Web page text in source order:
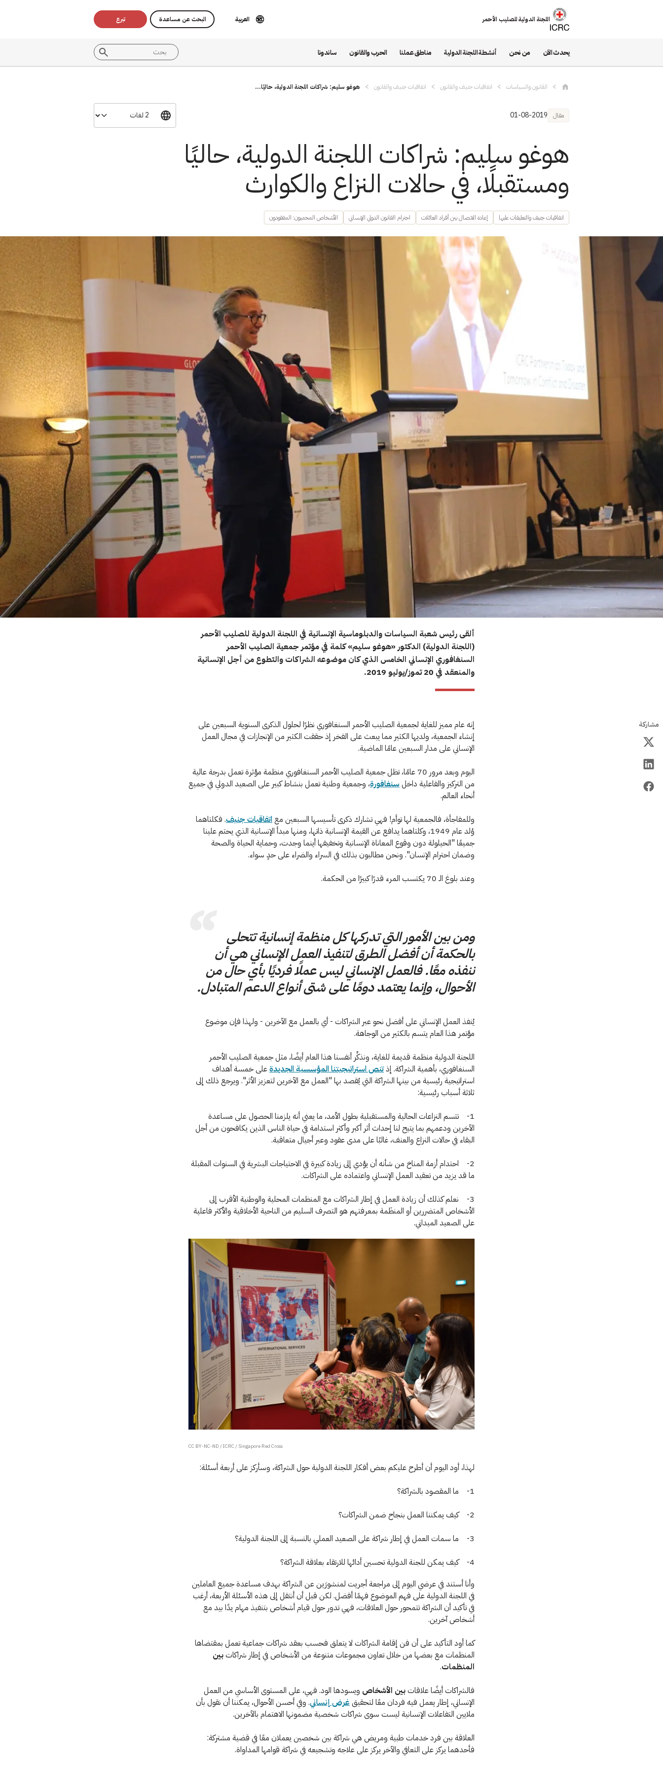
اللجنة الدولية للصليب الأحمر العربية البحث عن مساعدة تبرع
يحدث الآن من نحن أنشطة اللجنة الدولية مناطق عملنا الحرب والقانون ساندونا
القانون والسياسات اتفاقيات جنيف والقانون اتفاقيات جنيف والقانون هوغو سليم: شراكات اللجنة الدولية، حاليًا...
مقال 01-08-2019
هوغو سليم: شراكات اللجنة الدولية، حاليًا
ومستقبلًا، في حالات النزاع والكوارث
اتفاقيات جنيف والتعليقات عليها إعادة الاتصال بين أفراد العائلات احترام القانون الدولي الإنساني الأشخاص المحميون: المفقودون
ألقى رئيس شعبة السياسات والدبلوماسية الإنسانية في اللجنة الدولية للصليب الأحمر
(اللجنة الدولية) الدكتور «هوغو سليم» كلمة في مؤتمر جمعية الصليب الأحمر
السنغافوري الإنساني الخامس الذي كان موضوعه الشراكات والتطوع من أجل الإنسانية
والمنعقد في 20 تموز/يوليو 2019.
مشاركة
إنه عام مميز للغاية لجمعية الصليب الأحمر السنغافوري نظرًا لحلول الذكرى السنوية السبعين على
إنشاء الجمعية، ولديها الكثير مما يبعث على الفخر إذ حققت الكثير من الإنجازات في مجال العمل
الإنساني على مدار السبعين عامًا الماضية.
اليوم وبعد مرور 70 عامًا، تظل جمعية الصليب الأحمر السنغافوري منظمة مؤثرة تعمل بدرجة عالية
من التركيز والفاعلية داخلسنغافورة، وجمعية وطنية تعمل بنشاط كبير على الصعيد الدولي في جميع
أنحاء العالم.
وللمفاجأة، فالجمعية لها توأم! فهي تشارك ذكرى تأسيسها السبعين مع اتفاقيات جنيف. فكلتاهما
وُلد عام 1949، وكلتاهما يدافع عن القيمة الإنسانية ذاتها، ومنها مبدأ الإنسانية الذي يحتم علينا
جميعًا "الحيلولة دون وقوع المعاناة الإنسانية وتخفيفها أينما وجدت، وحماية الحياة والصحة
وضمان احترام الإنسان". ونحن مطالبون بذلك في السراء والضراء على حدٍ سواء.
وعند بلوغ الـ 70 يكتسب المرء قدرًا كبيرًا من الحكمة.
ومن بين الأمور التي تدركها كل منظمة إنسانية تتحلى
بالحكمة أن أفضل الطرق لتنفيذ العمل الإنساني هي أن
ننفذه معًا. فالعمل الإنساني ليس عملًا فرديًا بأي حال من
الأحوال، وإنما يعتمد دومًا على شتى أنواع الدعم المتبادل.
يُنفذ العمل الإنساني على أفضل نحو عبر الشراكات - أي بالعمل مع الآخرين - ولهذا فإن موضوع
مؤتمر هذا العام يتسم بالكثير من الوجاهة.
اللجنة الدولية منظمة قديمة للغاية، ونذكِّر أنفسنا هذا العام أيضًا، مثل جمعية الصليب الأحمر
السنغافوري، بأهمية الشراكة. إذتنص استراتيجيتنا المؤسسية الجديدةعلى خمسة أهداف
استراتيجية رئيسية من بينها الشراكة التي يُقصد بها "العمل مع الآخرين لتعزيز الأثر". ويرجع ذلك إلى
ثلاثة أسباب رئيسية:
1- تتسم النزاعات الحالية والمستقبلية بطول الأمد، ما يعني أنه يلزمنا الحصول على مساعدة
الآخرين ودعمهم بما يتيح لنا إحداث أثر أكبر وأكثر استدامة في حياة الناس الذين يكافحون من أجل
البقاء في حالات النزاع والعنف، غالبًا على مدى عقود وعبر أجيال متعاقبة.
2- احتدام أزمة المناخ من شأنه أن يؤدي إلى زيادة كبيرة في الاحتياجات البشرية في السنوات المقبلة
ما قد يزيد من تعقيد العمل الإنساني واعتماده على الشراكات.
3- نعلم كذلك أن زيادة العمل في إطار الشراكات مع المنظمات المحلية والوطنية الأقرب إلى
الأشخاص المتضررين أو المنظَمة بمعرفتهم هو التصرف السليم من الناحية الأخلاقية والأكثر فاعلية
على الصعيد الميداني.
CC BY-NC-ND / ICRC / Singapore Red Cross
لهذا، أود اليوم أن أطرح عليكم بعض أفكار اللجنة الدولية حول الشراكة، وسأركز على أربعة أسئلة:
1- ما المقصود بالشراكة؟
2- كيف يمكننا العمل بنجاح ضمن الشراكات؟
3- ما سمات العمل في إطار شراكة على الصعيد العملي بالنسبة إلى اللجنة الدولية؟
4- كيف يمكن للجنة الدولية تحسين أدائها للارتقاء بعلاقة الشراكة؟
وأنا أستند في عرضي اليوم إلى مراجعة أجريت لمنشورَين عن الشراكة بهدف مساعدة جميع العاملين
في اللجنة الدولية على فهم الموضوع فهمًا أفضل. لكن قبل أن أنتقل إلى هذه الأسئلة الأربعة، أرغب
في تأكيد أن الشراكة تتمحور حول العلاقات، فهي تدور حول قيام أشخاص بتنفيذ مهام يدًا بيد مع
أشخاص آخرين.
كما أود التأكيد على أن فن إقامة الشراكات لا يتعلق فحسب بعقد شراكات جماعية تعمل بمقتضاها
المنظمات مع بعضها من خلال تعاون مجموعات متنوعة من الأشخاص في إطار شراكات بين
المنظمات.
فالشراكات أيضًا علاقات بين الأشخاص ويسودها الود. فهي، على المستوى الأساسي من العمل
الإنساني، إطار يعمل فيه فردان معًا لتحقيقغرض إنساني. وفي أحسن الأحوال، يمكننا أن نقول بأن
ملايين التفاعلات الإنسانية ليست سوى شراكات شخصية مضمونها الاهتمام بالآخرين.
العلاقة بين فرد خدمات طبية ومريض هي شراكة بين شخصين يعملان معًا في قضية مشتركة:
فأحدهما يركز على التعافي والآخر يركز على علاجه وتشجيعه في شراكة قوامها المداواة.